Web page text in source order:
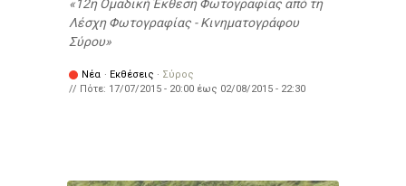
12η Ομαδική Έκθεση Φωτογραφίας από τη
Λέσχη Φωτογραφίας - Κινηματογράφου
Σύρου
Νέα · Εκθέσεις · Σύρος
// Πότε: 17/07/2015 - 20:00 έως 02/08/2015 - 22:30